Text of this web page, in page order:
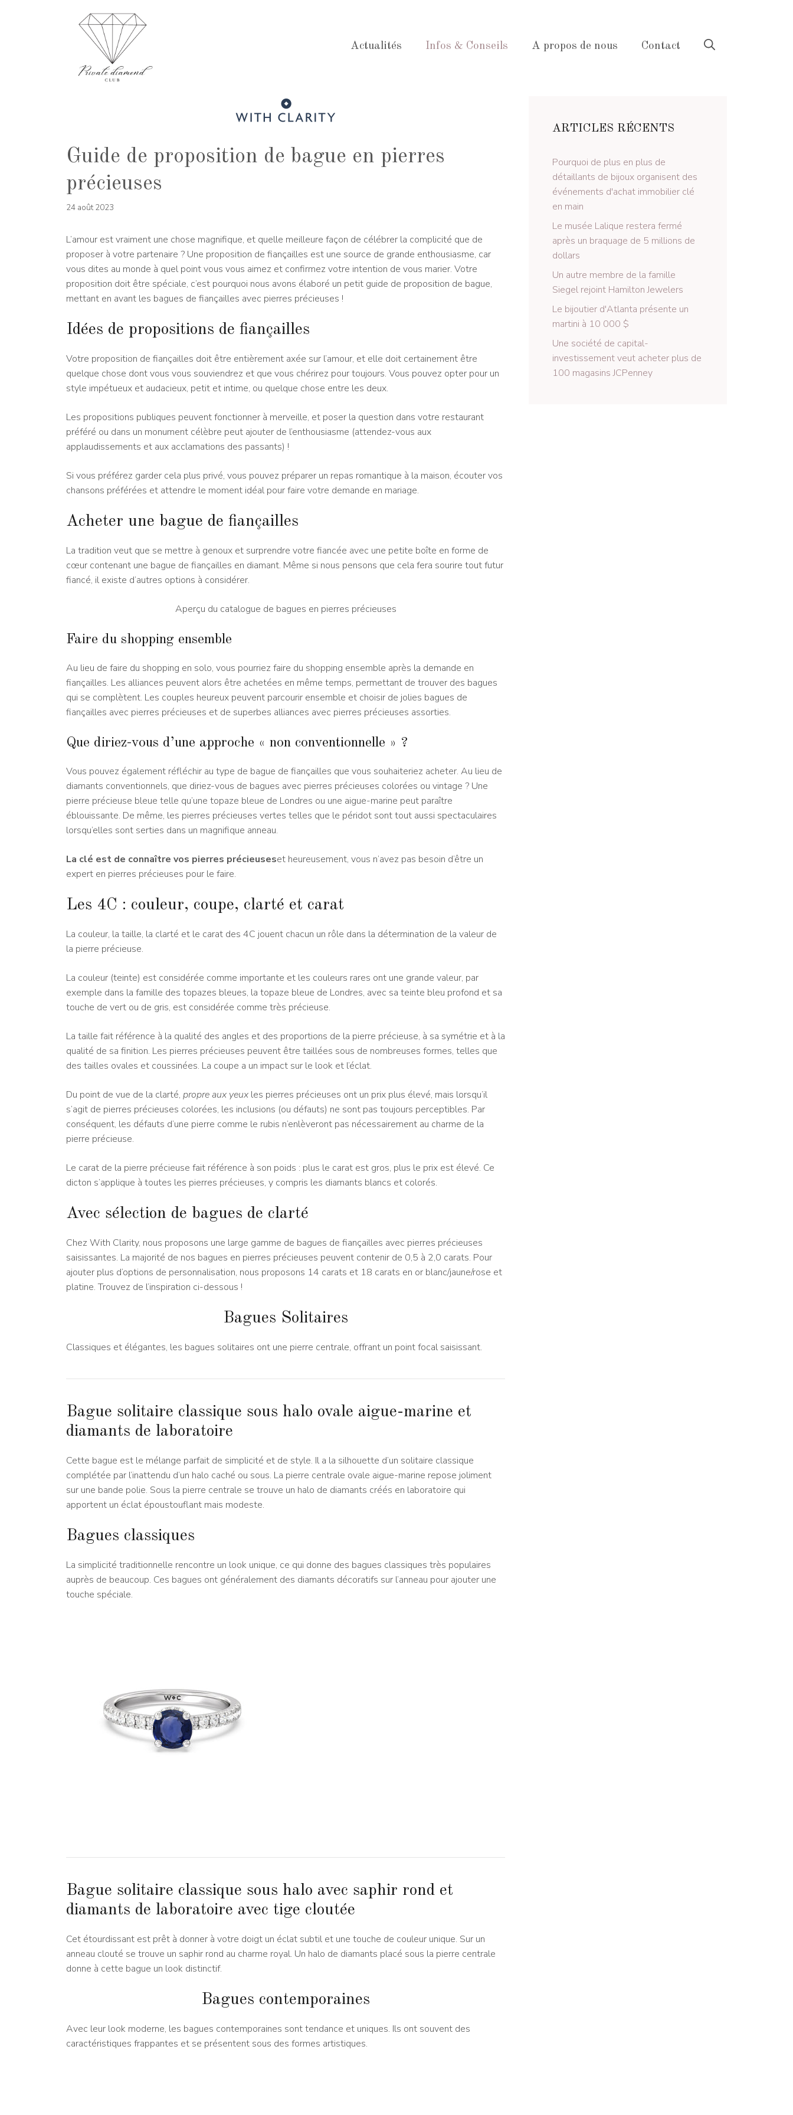
Actualités Infos & Conseils A propos de nous Contact
Guide de proposition de bague en pierres
précieuses
24 août 2023
L’amour est vraiment une chose magnifique, et quelle meilleure façon de célébrer la complicité que de
proposer à votre partenaire ? Une proposition de fiançailles est une source de grande enthousiasme, car
vous dites au monde à quel point vous vous aimez et confirmez votre intention de vous marier. Votre
proposition doit être spéciale, c’est pourquoi nous avons élaboré un petit guide de proposition de bague,
mettant en avant les bagues de fiançailles avec pierres précieuses !
Idées de propositions de fiançailles
Votre proposition de fiançailles doit être entièrement axée sur l’amour, et elle doit certainement être
quelque chose dont vous vous souviendrez et que vous chérirez pour toujours. Vous pouvez opter pour un
style impétueux et audacieux, petit et intime, ou quelque chose entre les deux.
Les propositions publiques peuvent fonctionner à merveille, et poser la question dans votre restaurant
préféré ou dans un monument célèbre peut ajouter de l’enthousiasme (attendez-vous aux
applaudissements et aux acclamations des passants) !
Si vous préférez garder cela plus privé, vous pouvez préparer un repas romantique à la maison, écouter vos
chansons préférées et attendre le moment idéal pour faire votre demande en mariage.
Acheter une bague de fiançailles
La tradition veut que se mettre à genoux et surprendre votre fiancée avec une petite boîte en forme de
cœur contenant une bague de fiançailles en diamant. Même si nous pensons que cela fera sourire tout futur
fiancé, il existe d’autres options à considérer.
Aperçu du catalogue de bagues en pierres précieuses
Faire du shopping ensemble
Au lieu de faire du shopping en solo, vous pourriez faire du shopping ensemble après la demande en
fiançailles. Les alliances peuvent alors être achetées en même temps, permettant de trouver des bagues
qui se complètent. Les couples heureux peuvent parcourir ensemble et choisir de jolies bagues de
fiançailles avec pierres précieuses et de superbes alliances avec pierres précieuses assorties.
Que diriez-vous d’une approche « non conventionnelle » ?
Vous pouvez également réfléchir au type de bague de fiançailles que vous souhaiteriez acheter. Au lieu de
diamants conventionnels, que diriez-vous de bagues avec pierres précieuses colorées ou vintage ? Une
pierre précieuse bleue telle qu’une topaze bleue de Londres ou une aigue-marine peut paraître
éblouissante. De même, les pierres précieuses vertes telles que le péridot sont tout aussi spectaculaires
lorsqu’elles sont serties dans un magnifique anneau.
La clé est de connaître vos pierres précieuseset heureusement, vous n’avez pas besoin d’être un
expert en pierres précieuses pour le faire.
Les 4C : couleur, coupe, clarté et carat
La couleur, la taille, la clarté et le carat des 4C jouent chacun un rôle dans la détermination de la valeur de
la pierre précieuse.
La couleur (teinte) est considérée comme importante et les couleurs rares ont une grande valeur, par
exemple dans la famille des topazes bleues, la topaze bleue de Londres, avec sa teinte bleu profond et sa
touche de vert ou de gris, est considérée comme très précieuse.
La taille fait référence à la qualité des angles et des proportions de la pierre précieuse, à sa symétrie et à la
qualité de sa finition. Les pierres précieuses peuvent être taillées sous de nombreuses formes, telles que
des tailles ovales et coussinées. La coupe a un impact sur le look et l’éclat.
Du point de vue de la clarté, propre aux yeux les pierres précieuses ont un prix plus élevé, mais lorsqu’il
s’agit de pierres précieuses colorées, les inclusions (ou défauts) ne sont pas toujours perceptibles. Par
conséquent, les défauts d’une pierre comme le rubis n’enlèveront pas nécessairement au charme de la
pierre précieuse.
Le carat de la pierre précieuse fait référence à son poids : plus le carat est gros, plus le prix est élevé. Ce
dicton s’applique à toutes les pierres précieuses, y compris les diamants blancs et colorés.
Avec sélection de bagues de clarté
Chez With Clarity, nous proposons une large gamme de bagues de fiançailles avec pierres précieuses
saisissantes. La majorité de nos bagues en pierres précieuses peuvent contenir de 0,5 à 2,0 carats. Pour
ajouter plus d’options de personnalisation, nous proposons 14 carats et 18 carats en or blanc/jaune/rose et
platine. Trouvez de l’inspiration ci-dessous !
Bagues Solitaires
Classiques et élégantes, les bagues solitaires ont une pierre centrale, offrant un point focal saisissant.
Bague solitaire classique sous halo ovale aigue-marine et
diamants de laboratoire
Cette bague est le mélange parfait de simplicité et de style. Il a la silhouette d’un solitaire classique
complétée par l’inattendu d’un halo caché ou sous. La pierre centrale ovale aigue-marine repose joliment
sur une bande polie. Sous la pierre centrale se trouve un halo de diamants créés en laboratoire qui
apportent un éclat époustouflant mais modeste.
Bagues classiques
La simplicité traditionnelle rencontre un look unique, ce qui donne des bagues classiques très populaires
auprès de beaucoup. Ces bagues ont généralement des diamants décoratifs sur l’anneau pour ajouter une
touche spéciale.
Bague solitaire classique sous halo avec saphir rond et
diamants de laboratoire avec tige cloutée
Cet étourdissant est prêt à donner à votre doigt un éclat subtil et une touche de couleur unique. Sur un
anneau clouté se trouve un saphir rond au charme royal. Un halo de diamants placé sous la pierre centrale
donne à cette bague un look distinctif.
Bagues contemporaines
Avec leur look moderne, les bagues contemporaines sont tendance et uniques. Ils ont souvent des
caractéristiques frappantes et se présentent sous des formes artistiques.
ARTICLES RÉCENTS
Pourquoi de plus en plus de
détaillants de bijoux organisent des
événements d'achat immobilier clé
en main
Le musée Lalique restera fermé
après un braquage de 5 millions de
dollars
Un autre membre de la famille
Siegel rejoint Hamilton Jewelers
Le bijoutier d'Atlanta présente un
martini à 10 000 $
Une société de capital-
investissement veut acheter plus de
100 magasins JCPenney